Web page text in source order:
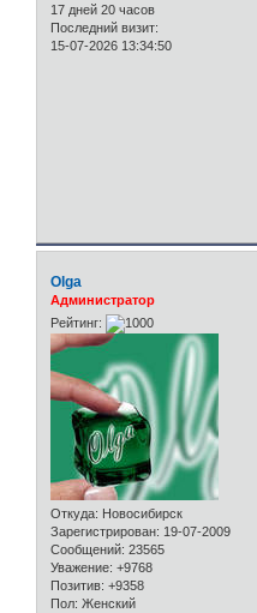
17 дней 20 часов
Последний визит:
15-07-2026 13:34:50
Olga
Администратор
Рейтинг:
Откуда: Новосибирск
Зарегистрирован: 19-07-2009
Сообщений: 23565
Уважение: +9768
Позитив: +9358
Пол: Женский